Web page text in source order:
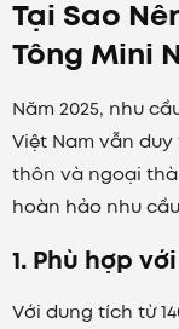
Tại Sao
Tông Mini
Năm 2025, nhu
Việt Nam vẫn
thôn và ngoại
hoàn hảo nhu
1. Phù hợp
Với dung tích từ